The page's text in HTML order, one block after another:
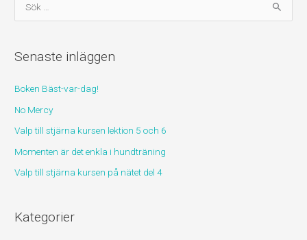
ö
e
t
e
r
:
Senaste inläggen
Boken Bäst-var-dag!
No Mercy
Valp till stjärna kursen lektion 5 och 6
Momenten är det enkla i hundträning
Valp till stjärna kursen på nätet del 4
Kategorier